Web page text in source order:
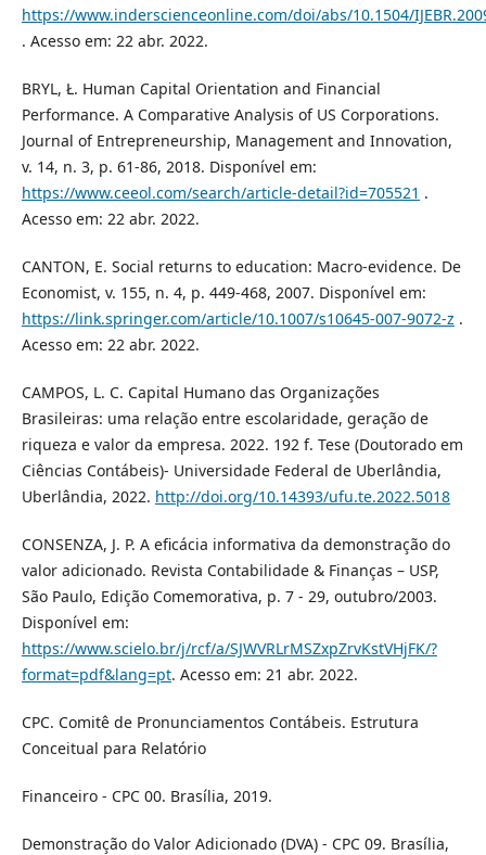
https://www.inderscienceonline.com/doi/abs/10.1504/
. Acesso em: 22 abr. 2022.
BRYL, Ł. Human Capital Orientation and Financial
Performance. A Comparative Analysis of US Corporations.
Journal of Entrepreneurship, Management and Innovation,
v. 14, n. 3, p. 61-86, 2018. Disponível em:
https://www.ceeol.com/search/article-detail?id=705521 .
Acesso em: 22 abr. 2022.
CANTON, E. Social returns to education: Macro-evidence. De
Economist, v. 155, n. 4, p. 449-468, 2007. Disponível em:
https://link.springer.com/article/10.1007/s10645-007-9072-z .
Acesso em: 22 abr. 2022.
CAMPOS, L. C. Capital Humano das Organizações
Brasileiras: uma relação entre escolaridade, geração de
riqueza e valor da empresa. 2022. 192 f. Tese (Doutorado em
Ciências Contábeis)- Universidade Federal de Uberlândia,
Uberlândia, 2022. http://doi.org/10.14393/ufu.te.2022.5018
CONSENZA, J. P. A eficácia informativa da demonstração do
valor adicionado. Revista Contabilidade & Finanças – USP,
São Paulo, Edição Comemorativa, p. 7 - 29, outubro/2003.
Disponível em:
https://www.scielo.br/j/rcf/a/SJWVRLrMSZxpZrvKstVHjFK/?
format=pdf&lang=pt. Acesso em: 21 abr. 2022.
CPC. Comitê de Pronunciamentos Contábeis. Estrutura
Conceitual para Relatório
Financeiro - CPC 00. Brasília, 2019.
Demonstração do Valor Adicionado (DVA) - CPC 09. Brasília,